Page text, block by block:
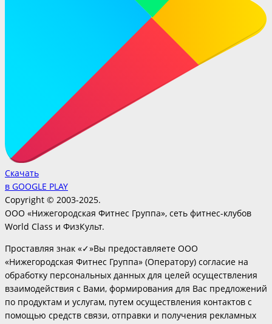
Скачать
в GOOGLE PLAY
Copyright © 2003-2025.
ООО «Нижегородская Фитнес Группа», сеть фитнес-клубов
World Class и ФизКульт.
Проставляя знак «✓»Вы предоставляете ООО
«Нижегородская Фитнес Группа» (Оператору) согласие на
обработку персональных данных для целей осуществления
взаимодействия с Вами, формирования для Вас предложений
по продуктам и услугам, путем осуществления контактов с
помощью средств связи, отправки и получения рекламных